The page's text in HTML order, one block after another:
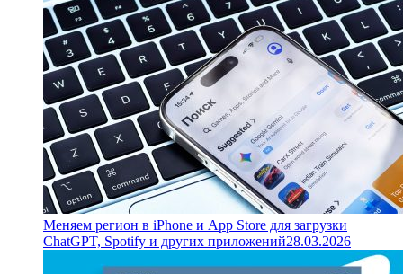
Меняем регион в iPhone и App Store для загрузки
ChatGPT, Spotify и других приложений28.03.2026